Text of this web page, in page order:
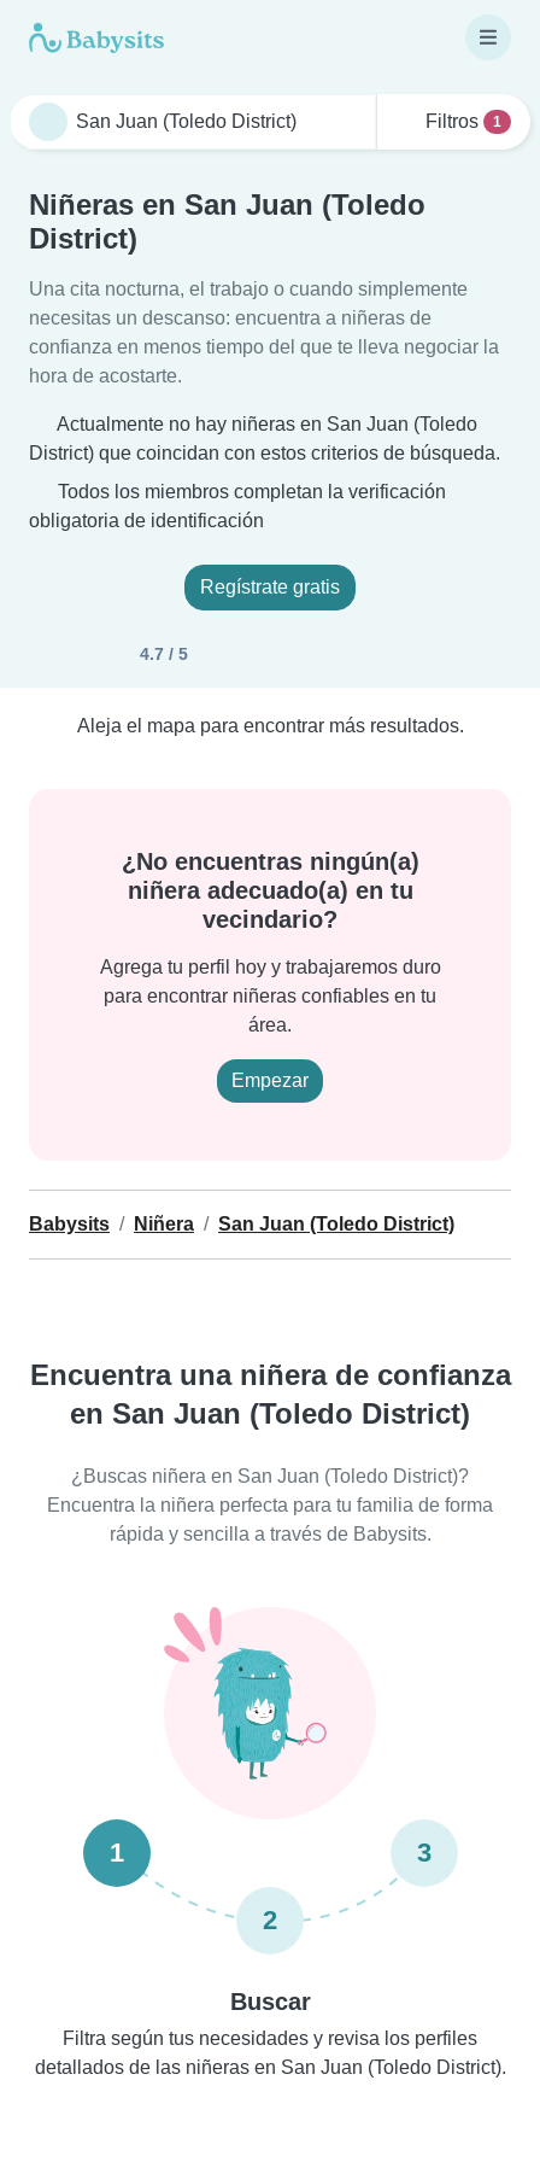
Filtros 1
Niñeras en San Juan (Toledo
District)
Una cita nocturna, el trabajo o cuando simplemente
necesitas un descanso: encuentra a niñeras de
confianza en menos tiempo del que te lleva negociar la
hora de acostarte.
Actualmente no hay niñeras en San Juan (Toledo
District) que coincidan con estos criterios de búsqueda.
Todos los miembros completan la verificación
obligatoria de identificación
Regístrate gratis
4.7 / 5
Aleja el mapa para encontrar más resultados.
¿No encuentras ningún(a)
niñera adecuado(a) en tu
vecindario?
Agrega tu perfil hoy y trabajaremos duro
para encontrar niñeras confiables en tu
área.
Empezar
Babysits Niñera San Juan (Toledo District)
Encuentra una niñera de confianza
en San Juan (Toledo District)
¿Buscas niñera en San Juan (Toledo District)?
Encuentra la niñera perfecta para tu familia de forma
rápida y sencilla a través de Babysits.
1
2
3
Buscar
Filtra según tus necesidades y revisa los perfiles
detallados de las niñeras en San Juan (Toledo District).